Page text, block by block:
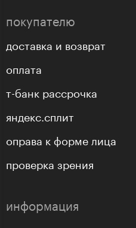
покупателю
доставка и возврат
оплата
т-банк рассрочка
яндекс.сплит
оправа к форме лица
проверка зрения
информация